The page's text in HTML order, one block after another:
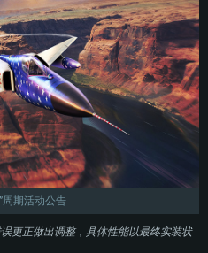
周期活动公告
更正做出调整，具体性能以最终实装状